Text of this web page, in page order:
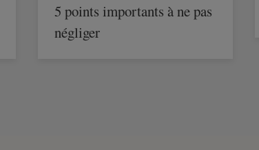
5 points importants à ne pas
négliger